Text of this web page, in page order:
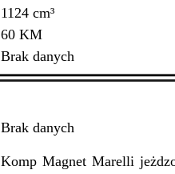
1124 cm³
60 KM
Brak danych
Brak danych
Komp Magnet Marelli